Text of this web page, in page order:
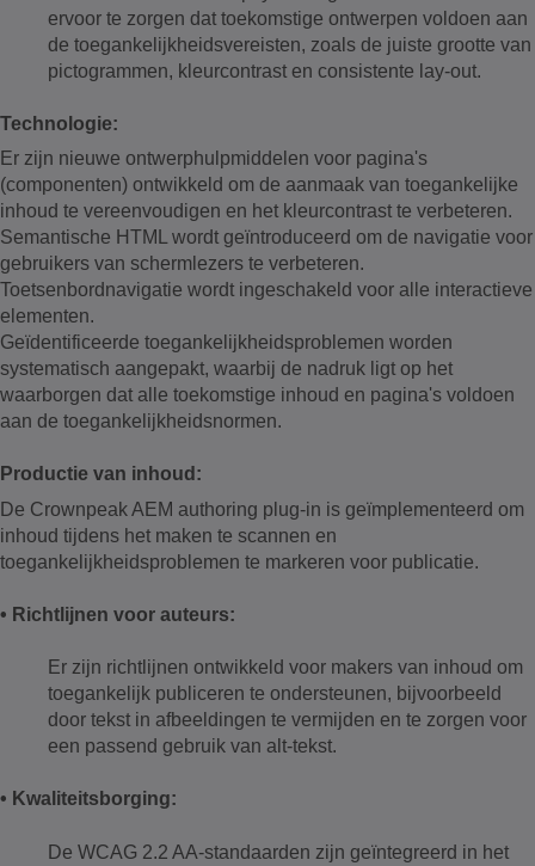
ervoor te zorgen dat toekomstige ontwerpen voldoen aan
de toegankelijkheidsvereisten, zoals de juiste grootte van
pictogrammen, kleurcontrast en consistente lay-out.
Technologie:
Er zijn nieuwe ontwerphulpmiddelen voor pagina's
(componenten) ontwikkeld om de aanmaak van toegankelijke
inhoud te vereenvoudigen en het kleurcontrast te verbeteren.
Semantische HTML wordt geïntroduceerd om de navigatie voor
gebruikers van schermlezers te verbeteren.
Toetsenbordnavigatie wordt ingeschakeld voor alle interactieve
elementen.
Geïdentificeerde toegankelijkheidsproblemen worden
systematisch aangepakt, waarbij de nadruk ligt op het
waarborgen dat alle toekomstige inhoud en pagina's voldoen
aan de toegankelijkheidsnormen.
Productie van inhoud:
De Crownpeak AEM authoring plug-in is geïmplementeerd om
inhoud tijdens het maken te scannen en
toegankelijkheidsproblemen te markeren voor publicatie.
• Richtlijnen voor auteurs:
Er zijn richtlijnen ontwikkeld voor makers van inhoud om
toegankelijk publiceren te ondersteunen, bijvoorbeeld
door tekst in afbeeldingen te vermijden en te zorgen voor
een passend gebruik van alt-tekst.
• Kwaliteitsborging:
De WCAG 2.2 AA-standaarden zijn geïntegreerd in het